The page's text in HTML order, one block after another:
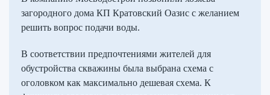
загородного дома КП Кратовский Оазис с желанием
решить вопрос подачи воды.
В соответствии предпочтениями жителей для
обустройства скважины была выбрана схема с
оголовком как максимально дешевая схема. К